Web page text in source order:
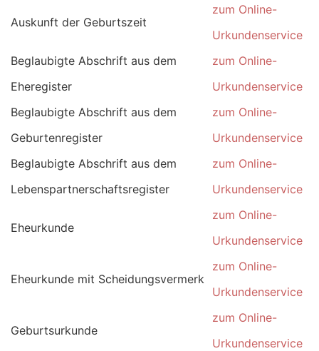
Auskunft der Geburtszeit
zum Online-
Urkundenservice
Beglaubigte Abschrift aus dem
Eheregister
zum Online-
Urkundenservice
Beglaubigte Abschrift aus dem
Geburtenregister
zum Online-
Urkundenservice
Beglaubigte Abschrift aus dem
Lebenspartnerschaftsregister
zum Online-
Urkundenservice
Eheurkunde
zum Online-
Urkundenservice
Eheurkunde mit Scheidungsvermerk
zum Online-
Urkundenservice
Geburtsurkunde
zum Online-
Urkundenservice